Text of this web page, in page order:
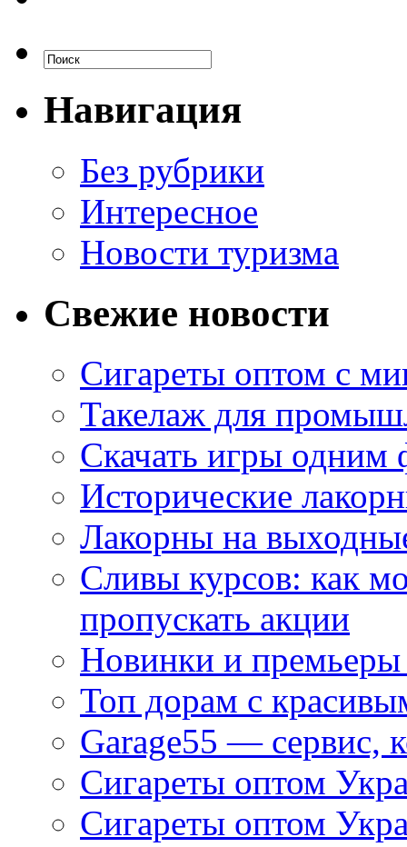
Навигация
Без рубрики
Интересное
Новости туризма
Свежие новости
Сигареты оптом с
Такелаж для
Скачать игры одним
Исторические
Лакорны на
Сливы курсов: как
пропускать акции
Новинки и
Топ дорам с
Garage55 — сервис,
Сигареты оптом
Сигареты оптом